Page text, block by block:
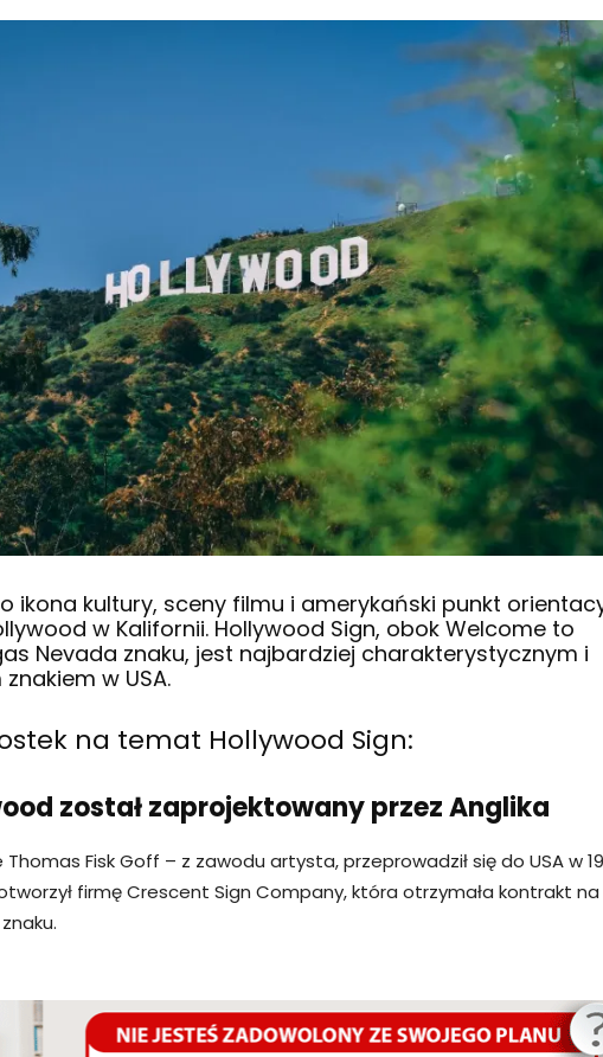
ikona kultury, sceny filmu i amerykański punkt
w Kalifornii. Hollywood Sign, obok Welcome to
Nevada znaku, jest najbardziej charakterystycznym i
w USA.
na temat Hollywood Sign:
został zaprojektowany przez Anglika
Fisk Goff – z zawodu artysta, przeprowadził się do USA w
firmę Crescent Sign Company, która otrzymała kontrakt na